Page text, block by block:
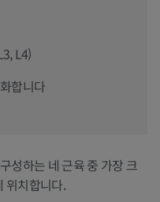
L4)
합니다
성하는 네 근육 중 가장 크
위치합니다.